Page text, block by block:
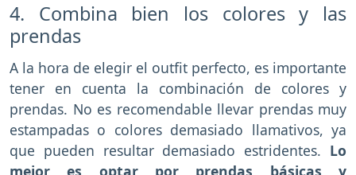
4. Combina bien los colores y las
prendas
A la hora de elegir el outfit perfecto, es importante
tener en cuenta la combinación de colores y
prendas. No es recomendable llevar prendas muy
estampadas o colores demasiado llamativos, ya
que pueden resultar demasiado estridentes. Lo
mejor es optar por prendas básicas y